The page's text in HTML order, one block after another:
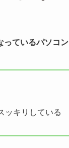
っているパソコン
ッキリしている